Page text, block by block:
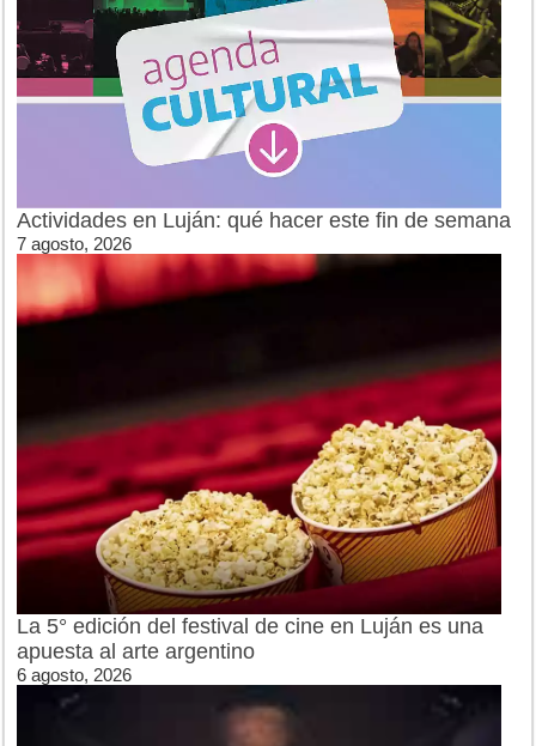
Actividades en Luján: qué hacer este fin de semana
7 agosto, 2026
La 5° edición del festival de cine en Luján es una
apuesta al arte argentino
6 agosto, 2026